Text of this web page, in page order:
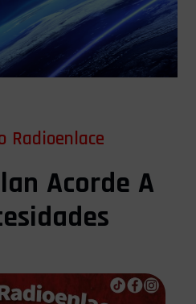
Radioenlace
Acorde A